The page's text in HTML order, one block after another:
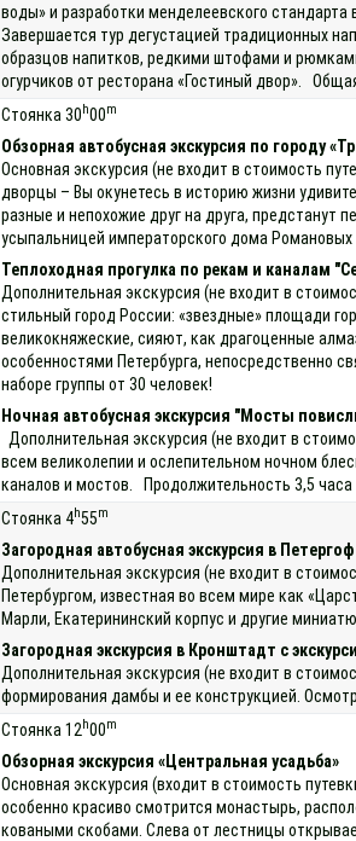
воды» и разработки менделеевского
Завершается тур дегустацией традиционных
образцов напитков, редкими штофами и
огурчиков от ресторана «Гостиный двор».
Стоянка 30 h00m
Обзорная автобусная экскурсия по городу
Основная экскурсия (не входит в стоимость
дворцы – Вы окунетесь в историю жизни
разные и непохожие друг на друга, предстанут
усыпальницей императорского дома
Теплоходная прогулка по рекам и каналам
Дополнительная экскурсия (не входит в
стильный город России: «звездные» площади
великокняжеские, сияют, как драгоценные
особенностями Петербурга, непосредственно
наборе группы от 30 человек!
Ночная автобусная экскурсия "Мосты
Дополнительная экскурсия (не входит в
всем великолепии и ослепительном ночном
каналов и мостов. Продолжительность 3,5
Стоянка 4h55m
Загородная автобусная экскурсия в
Дополнительная экскурсия (не входит в
Петербургом, известная во всем мире как
Марли, Екатерининский корпус и другие
Загородная экскурсия в Кронштадт с
Дополнительная экскурсия (не входит в
формирования дамбы и ее конструкцией.
Стоянка 12 h00m
Обзорная экскурсия «Центральная усадьба»
Основная экскурсия (входит в стоимость
особенно красиво смотрится монастырь,
коваными скобами. Слева от лестницы